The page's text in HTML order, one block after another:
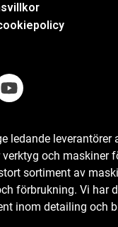
ledande
och maskiner
sortiment av
förbrukning. Vi har
inom detailing och